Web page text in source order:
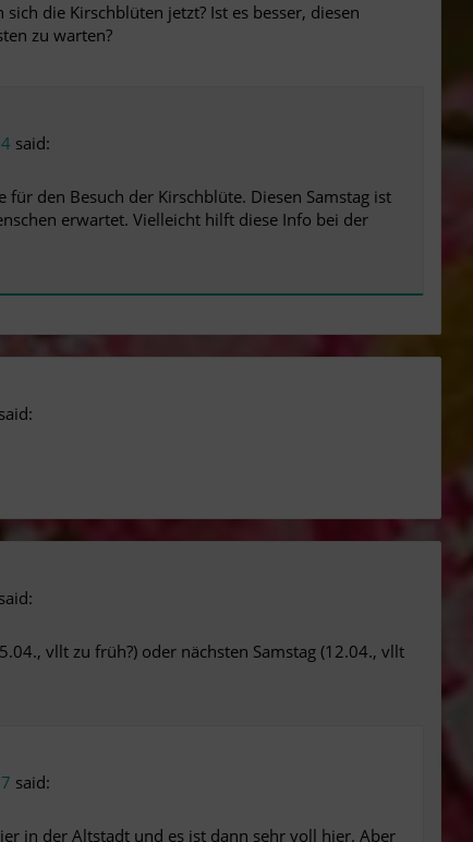
die Kirschblüten jetzt? Ist es besser, diesen
zu warten?
said:
für den Besuch der Kirschblüte. Diesen Samstag ist
erwartet. Vielleicht hilft diese Info bei der
said:
said:
vllt zu früh?) oder nächsten Samstag (12.04., vllt
said:
in der Altstadt und es ist dann sehr voll hier. Aber